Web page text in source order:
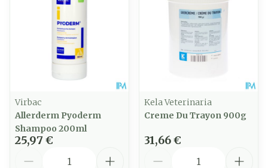
Virbac
Allerderm Pyoderm
Shampoo 200ml
25,97 €
Kela Veterinaria
Creme Du Trayon 900g
31,66 €